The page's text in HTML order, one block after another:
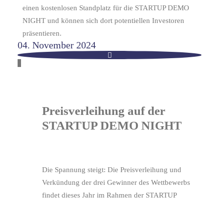
einen kostenlosen Standplatz für die STARTUP DEMO
NIGHT und können sich dort potentiellen Investoren
präsentieren.
04. November 2024
Preisverleihung auf der
STARTUP DEMO NIGHT
Die Spannung steigt: Die Preisverleihung und
Verkündung der drei Gewinner des Wettbewerbs
findet dieses Jahr im Rahmen der STARTUP